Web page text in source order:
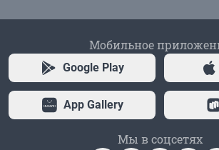
Мобильное
Google Play
App Gallery
Мы в соцсетях